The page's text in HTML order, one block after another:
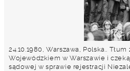
24.10.1980, Warszawa, Polska..
Wojewódzkiem w Warszawie i
sądowej w sprawie rejestracji